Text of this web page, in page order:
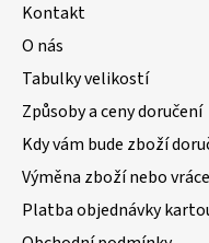
Kontakt
O nás
Tabulky velikostí
Způsoby a ceny doručení
Kdy vám bude zboží
Výměna zboží nebo
Platba objednávky